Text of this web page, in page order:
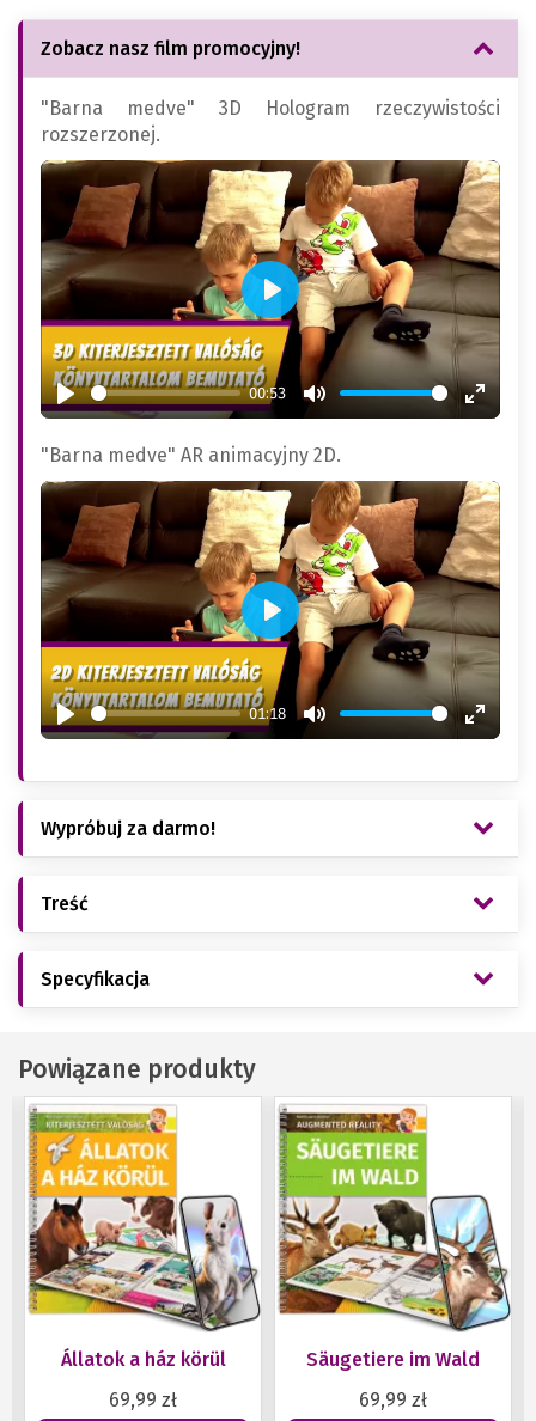
Zobacz nasz film promocyjny!
"Barna medve" 3D Hologram rzeczywistości
rozszerzonej.
Play
00:53
Mute
Enter
Play
"Barna medve" AR animacyjny 2D.
Play
01:18
Mute
Enter
Play
Wypróbuj za darmo!
Treść
Specyfikacja
Powiązane produkty
Állatok a ház körül
69,99 zł
Säugetiere im Wald
69,99 zł